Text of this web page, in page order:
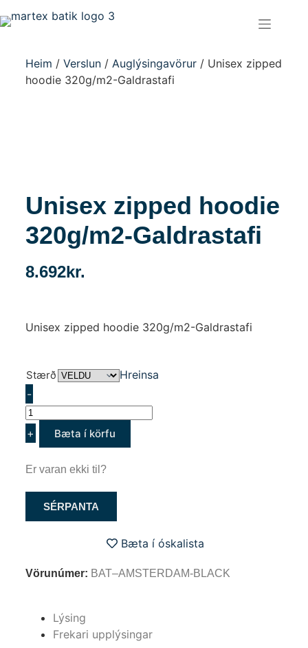
Heim / Verslun/ Auglýsingavörur/ Unisex zipped
hoodie 320g/m2-Galdrastafi
Unisex zipped hoodie
320g/m2-Galdrastafi
8.692kr.
Unisex zipped hoodie 320g/m2-Galdrastafi
Stærð
Hreinsa
-
+ Bæta í körfu
Er varan ekki til?
SÉRPANTA
Bæta í óskalista
Vörunúmer: BAT–AMSTERDAM-BLACK
Lýsing
Frekari upplýsingar